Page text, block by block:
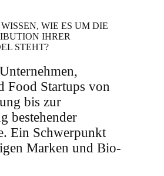
WIE ES UM DIE
IHRER
STEHT?
Food Startups von
bis zur
bestehender
Ein Schwerpunkt
Marken und Bio-